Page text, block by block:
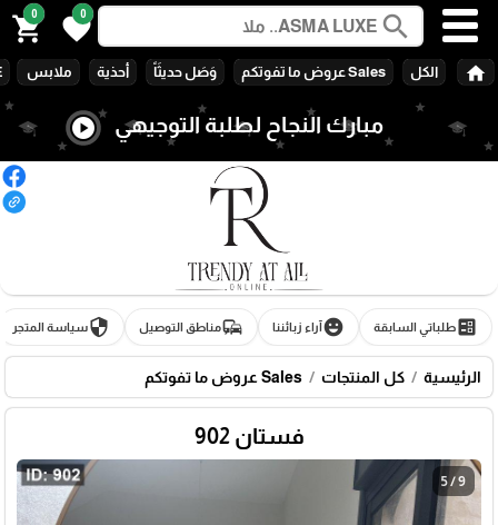
search
0
favorite
0
shopping_cart
home الكل Sales عروض ما تفوتكم وَصَل حديثَاً أحذية ملابس
مبارك النجاح لطلبة التوجيهي play_circle
🎓
ballotطلباتي السابقة emoji_emotionsآراء زبائننا commuteمناطق التوصيل securityسياسة المتجر
الرئيسية كل المنتجات Sales عروض ما تفوتكم
فستان 902
5 / 9